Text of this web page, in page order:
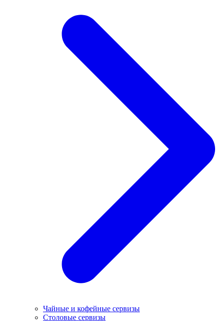
Чайные и кофейные сервизы
Столовые сервизы